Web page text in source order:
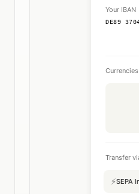
Your IBAN
DE89
Currencies
Transfer
⚡SEPA